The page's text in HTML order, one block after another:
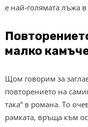
е най-голямата лъжа
малко
Щом говорим за
повторението на
така“ в романа. То
рамката, връща към